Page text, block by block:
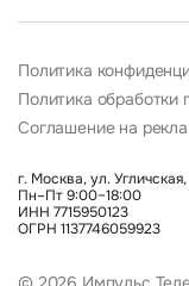
Политика
Политика обработки
Соглашение на
г. Москва, ул.
Пн–Пт 9:00–18:00
ИНН 7715950123
ОГРН 1137746059923